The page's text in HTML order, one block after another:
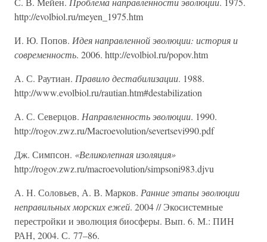
http://evolbiol.ru/meyen_1975.htm
И. Ю. Попов. Идея направленной эволюции: история и
современность. 2006. http://evolbiol.ru/popov.htm
А. С. Раутиан. Правило дестабилизации. 1988.
http://www.evolbiol.ru/rautian.htm#destabilization
А. С. Северцов. Направленность эволюции. 1990.
http://rogov.zwz.ru/Macroevolution/severtsevi990.pdf
Дж. Симпсон. «Великолепная изоляция»
http://rogov.zwz.ru/macroevolution/simpsoni983.djvu
А. Н. Соловьев, А. В. Марков. Ранние этапы эволюции
неправильных морских ежей. 2004 // Экосистемные
перестройки и эволюция биосферы. Вып. 6. М.: ПИН
РАН, 2004. С. 77–86.